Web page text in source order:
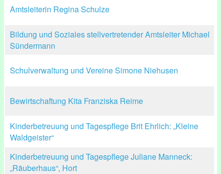
Amtsleiterin Regina Schulze
Bildung und Soziales stellvertretender Amtsleiter Michael
Sündermann
Schulverwaltung und Vereine Simone Niehusen
Bewirtschaftung Kita Franziska Reime
Kinderbetreuung und Tagespflege Brit Ehrlich: „Kleine
Waldgeister“
Kinderbetreuung und Tagespflege Juliane Manneck:
„Räuberhaus“, Hort